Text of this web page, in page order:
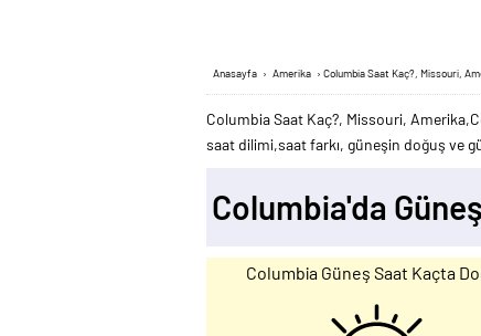
Anasayfa › Amerika › Columbia Saat Kaç?, Missouri,
Columbia Saat Kaç?, Missouri,
saat dilimi,saat farkı, güneşin doğuş ve
Columbia'da
Columbia Güneş Saat Kaçta